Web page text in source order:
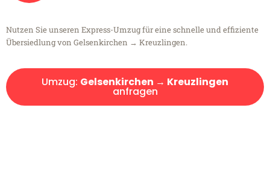
Nutzen Sie unseren Express-Umzug für eine schnelle und effiziente
Übersiedlung von Gelsenkirchen → Kreuzlingen.
Umzug: Gelsenkirchen → Kreuzlingen
anfragen